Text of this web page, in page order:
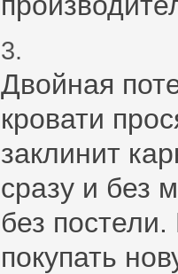
Двойная
кровати
заклинит
сразу и без
без
покупать